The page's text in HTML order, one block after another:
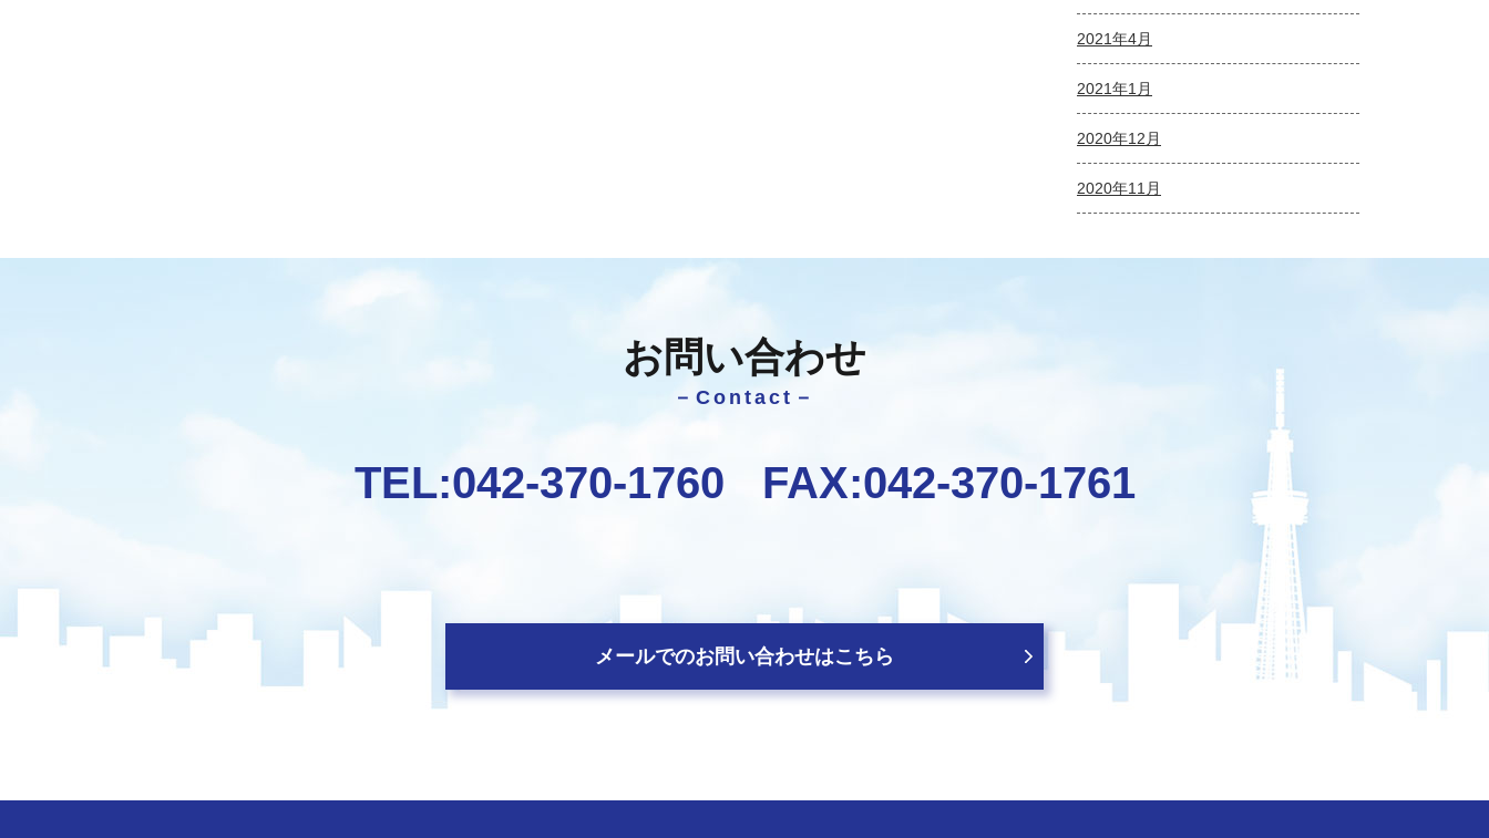
2021年4月
2021年1月
2020年12月
2020年11月
お問い合わせ
－Contact－
TEL:042-370-1760 FAX:042-370-1761
メールでのお問い合わせはこちら